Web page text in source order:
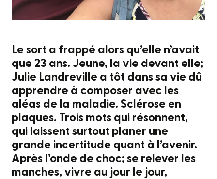
Le sort a frappé alors qu’elle n’avait
que 23 ans. Jeune, la vie devant elle;
Julie Landreville a tôt dans sa vie dû
apprendre à composer avec les
aléas de la maladie. Sclérose en
plaques. Trois mots qui résonnent,
qui laissent surtout planer une
grande incertitude quant à l’avenir.
Après l’onde de choc; se relever les
manches, vivre au jour le jour,